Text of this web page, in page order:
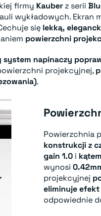
firmy Kauber z serii
wykładowych. Ekran
się lekką,
powierzchni
system napinaczy
projekcyjnej,
.
Powierzchnia
konstrukcji z
gain 1.0 i
wynosi
projekcyjnej
eliminuje
odpowiednie